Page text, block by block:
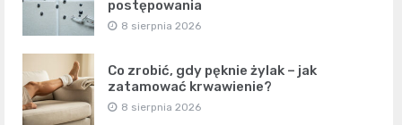
postępowania
8 sierpnia 2026
Co zrobić, gdy pęknie żylak – jak
zatamować krwawienie?
8 sierpnia 2026